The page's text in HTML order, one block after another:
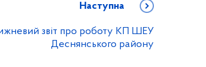
Наступна
звіт про роботу КП ШЕУ
Деснянського району